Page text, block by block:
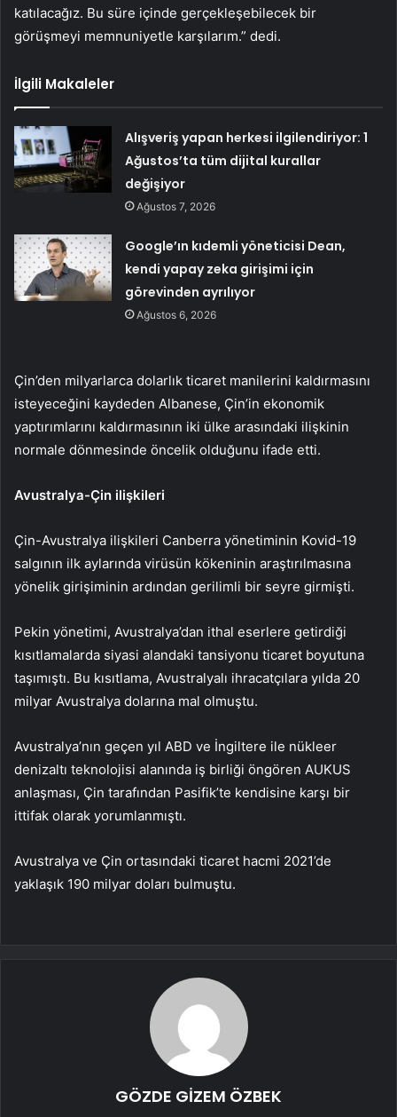
katılacağız. Bu süre içinde gerçekleşebilecek bir
görüşmeyi memnuniyetle karşılarım.” dedi.
İlgili Makaleler
Alışveriş yapan herkesi ilgilendiriyor: 1
Ağustos’ta tüm dijital kurallar
değişiyor
Ağustos 7, 2026
Google’ın kıdemli yöneticisi Dean,
kendi yapay zeka girişimi için
görevinden ayrılıyor
Ağustos 6, 2026
Çin’den milyarlarca dolarlık ticaret manilerini kaldırmasını
isteyeceğini kaydeden Albanese, Çin’in ekonomik
yaptırımlarını kaldırmasının iki ülke arasındaki ilişkinin
normale dönmesinde öncelik olduğunu ifade etti.
Avustralya-Çin ilişkileri
Çin-Avustralya ilişkileri Canberra yönetiminin Kovid-19
salgının ilk aylarında virüsün kökeninin araştırılmasına
yönelik girişiminin ardından gerilimli bir seyre girmişti.
Pekin yönetimi, Avustralya’dan ithal eserlere getirdiği
kısıtlamalarda siyasi alandaki tansiyonu ticaret boyutuna
taşımıştı. Bu kısıtlama, Avustralyalı ihracatçılara yılda 20
milyar Avustralya dolarına mal olmuştu.
Avustralya’nın geçen yıl ABD ve İngiltere ile nükleer
denizaltı teknolojisi alanında iş birliği öngören AUKUS
anlaşması, Çin tarafından Pasifik’te kendisine karşı bir
ittifak olarak yorumlanmıştı.
Avustralya ve Çin ortasındaki ticaret hacmi 2021’de
yaklaşık 190 milyar doları bulmuştu.
GÖZDE GİZEM ÖZBEK